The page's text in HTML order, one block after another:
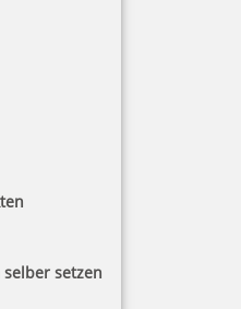
setzen